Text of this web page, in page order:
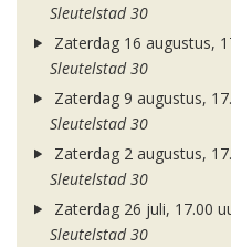
Sleutelstad 30
Zaterdag 16 augustus,
Sleutelstad 30
Zaterdag 9 augustus,
Sleutelstad 30
Zaterdag 2 augustus,
Sleutelstad 30
Zaterdag 26 juli, 17.00
Sleutelstad 30